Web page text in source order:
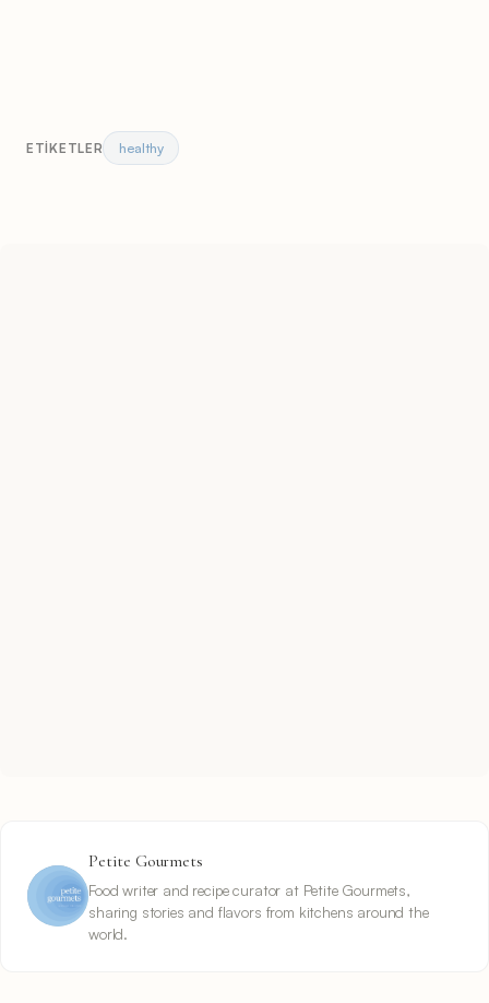
ETIKETLER healthy
Petite Gourmets
Food writer and recipe curator at Petite Gourmets,
sharing stories and flavors from kitchens around the
world.